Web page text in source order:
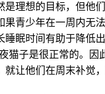
是理想的目标，但他
果青少年在一周内无
睡眠时间有助于降低
猫子是很正常的。因
让他们在周末补觉